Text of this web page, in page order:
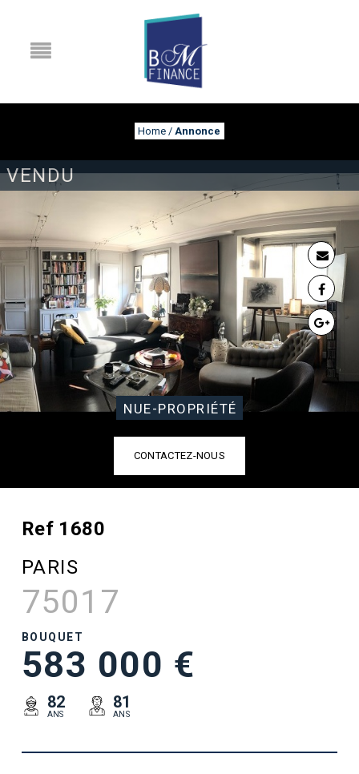
VENDU
Home / Annonce
ANNONCE
NUE-PROPRIÉTÉ
CONTACTEZ-NOUS
Ref 1680
PARIS
75017
BOUQUET
583 000 €
82
ANS
81
ANS